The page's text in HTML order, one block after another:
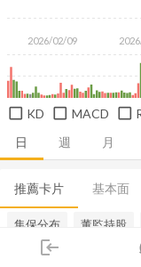
login
市場
日 週 月
2026/02/09
KD MACD
推薦卡片 基本面
集保分布 董監持股